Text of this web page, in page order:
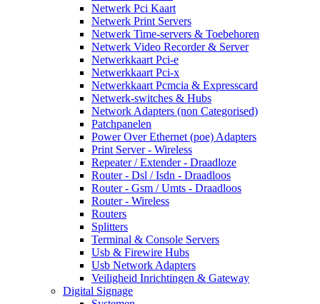
Netwerk Pci Kaart
Netwerk Print Servers
Netwerk Time-servers & Toebehoren
Netwerk Video Recorder & Server
Netwerkkaart Pci-e
Netwerkkaart Pci-x
Netwerkkaart Pcmcia & Expresscard
Netwerk-switches & Hubs
Network Adapters (non Categorised)
Patchpanelen
Power Over Ethernet (poe) Adapters
Print Server - Wireless
Repeater / Extender - Draadloze
Router - Dsl / Isdn - Draadloos
Router - Gsm / Umts - Draadloos
Router - Wireless
Routers
Splitters
Terminal & Console Servers
Usb & Firewire Hubs
Usb Network Adapters
Veiligheid Inrichtingen & Gateway
Digital Signage